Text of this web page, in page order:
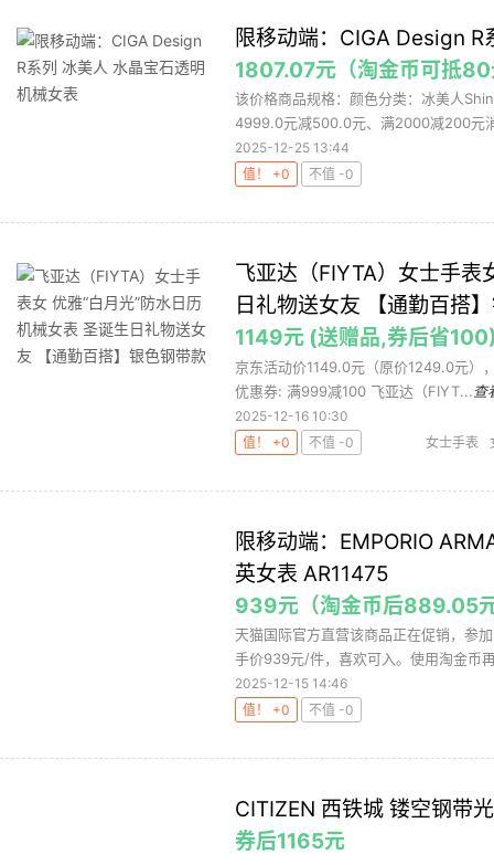
限移动端：CIGA Design
1807.07元（淘金币可抵
该价格商品规格：颜色分类：冰美人
4999.0元减500.0元、满2000减200元
2025-12-25 13:44
值！ +0
不值 -0
飞亚达（FIYTA）女士手表
日礼物送女友 【通勤百搭
1149元 (送赠品,券后省
京东活动价1149.0元（原价1249.0元）
优惠券: 满999减100 飞亚达（FIYT... 查
2025-12-16 10:30
值！ +0
不值 -0 女士手表
限移动端：EMPORIO
英女表 AR11475
939元（淘金币后889.05
天猫国际官方直营该商品正在促销，参
手价939元/件，喜欢可入。使用淘金币
2025-12-15 14:46
值！ +0
不值 -0
CITIZEN 西铁城 镂空钢带
券后1165元